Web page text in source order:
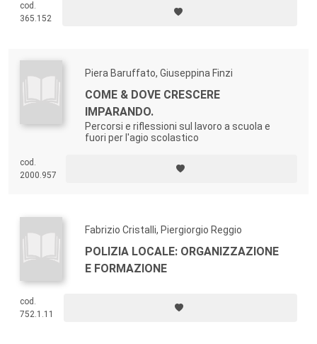
cod.
365.152
Piera Baruffato, Giuseppina Finzi
COME & DOVE CRESCERE
IMPARANDO.
Percorsi e riflessioni sul lavoro a scuola e
fuori per l'agio scolastico
cod.
2000.957
Fabrizio Cristalli, Piergiorgio Reggio
POLIZIA LOCALE: ORGANIZZAZIONE
E FORMAZIONE
cod.
752.1.11